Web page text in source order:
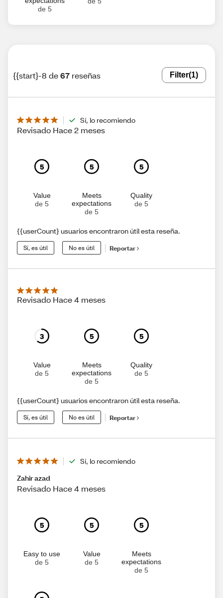
de 5
{{start}-8 de67 reseñas Filter(1)
Sí, lo recomiendo
Revisado Hace 2 meses
5
Value
de 5
5
Meets
expectations
de 5
5
Quality
de 5
{{userCount} usuarios encontraron útil esta reseña.
Sí, es útil No es útil Reportar
Revisado Hace 4 meses
3
Value
de 5
5
Meets
expectations
de 5
5
Quality
de 5
{{userCount} usuarios encontraron útil esta reseña.
Sí, es útil No es útil Reportar
Sí, lo recomiendo
Zahir azad
Revisado Hace 4 meses
5
Easy to use
de 5
5
Value
de 5
5
Meets
expectations
de 5